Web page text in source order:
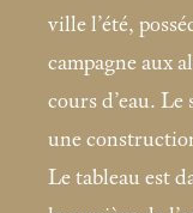
ville l’été,
campagne aux
cours d’eau.
une
Le tableau est